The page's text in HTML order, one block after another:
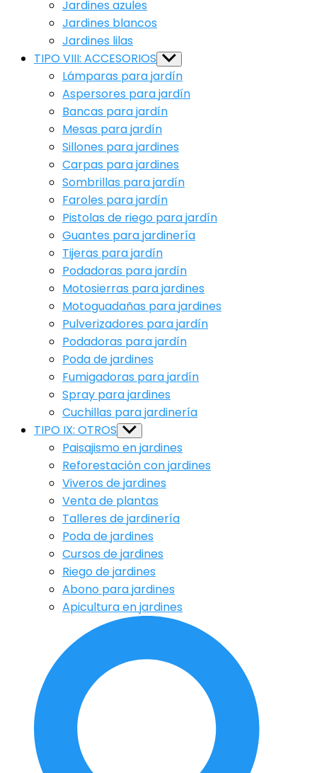
Jardines azules
Jardines blancos
Jardines lilas
TIPO VIII: ACCESORIOS Show
sub
menu
Lámparas para jardín
Aspersores para jardín
Bancas para jardín
Mesas para jardín
Sillones para jardines
Carpas para jardines
Sombrillas para jardín
Faroles para jardín
Pistolas de riego para jardín
Guantes para jardinería
Tijeras para jardín
Podadoras para jardín
Motosierras para jardines
Motoguadañas para jardines
Pulverizadores para jardín
Podadoras para jardín
Poda de jardines
Fumigadoras para jardín
Spray para jardines
Cuchillas para jardinería
TIPO IX: OTROS Show
sub
menu
Paisajismo en jardines
Reforestación con jardines
Viveros de jardines
Venta de plantas
Talleres de jardinería
Poda de jardines
Cursos de jardines
Riego de jardines
Abono para jardines
Apicultura en jardines